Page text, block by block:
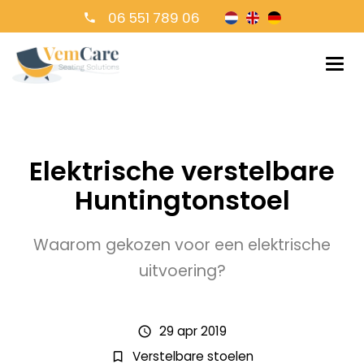
06 551 789 06
Elektrische verstelbare
Huntingtonstoel
Waarom gekozen voor een elektrische
uitvoering?
schedule 29 apr 2019
bookmark_border Verstelbare stoelen